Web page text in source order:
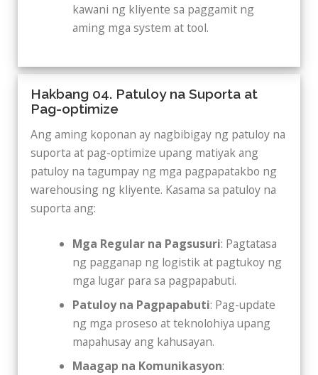
kawani ng kliyente sa paggamit ng
aming mga system at tool.
Hakbang 04. Patuloy na Suporta at
Pag-optimize
Ang aming koponan ay nagbibigay ng patuloy na
suporta at pag-optimize upang matiyak ang
patuloy na tagumpay ng mga pagpapatakbo ng
warehousing ng kliyente. Kasama sa patuloy na
suporta ang:
Mga Regular na Pagsusuri: Pagtatasa
ng pagganap ng logistik at pagtukoy ng
mga lugar para sa pagpapabuti.
Patuloy na Pagpapabuti: Pag-update
ng mga proseso at teknolohiya upang
mapahusay ang kahusayan.
Maagap na Komunikasyon: